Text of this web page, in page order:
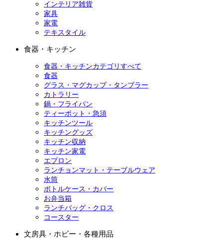
インテリア雑貨
家具
家電
テキスタイル
食器・キッチン
食器・キッチンカテゴリすべて
食器
グラス・マグカップ・タンブラー
カトラリー
鍋・フライパン
ティーポット・急須
キッチンツール
キッチングッズ
キッチン収納
キッチン家電
エプロン
ランチョンマット・テーブルウェア
水筒
ボトルケース・カバー
お弁当箱
ランチバッグ・クロス
コースター
文房具・ホビー・各種用品